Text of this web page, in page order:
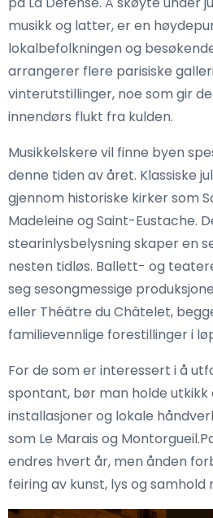
musikk og latter, er en
lokalbefolkningen og
arrangerer flere parisiske
vinterutstillinger, noe som gir
innendørs flukt fra kulden.
Musikkelskere vil finne byen
denne tiden av året. Klassiske
gjennom historiske kirker som
Madeleine og Saint-Eustache.
stearinlysbelysning skaper en
nesten tidløs. Ballett- og
seg sesongmessige
eller Théâtre du Châtelet,
familievennlige forestillinger i
For de som er interessert i å
spontant, bør man holde
installasjoner og lokale
som Le Marais og
endres hvert år, men ånden
feiring av kunst, lys og samhold